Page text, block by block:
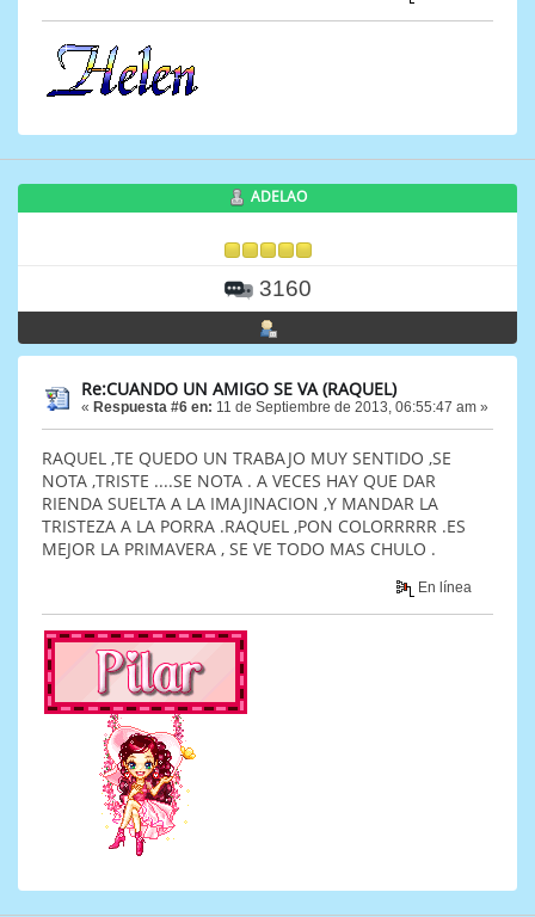
ADELAO
3160
Re:CUANDO UN AMIGO SE VA (RAQUEL)
« Respuesta #6 en: 11 de Septiembre de 2013, 06:55:47 am »
RAQUEL ,TE QUEDO UN TRABAJO MUY SENTIDO ,SE
NOTA ,TRISTE ....SE NOTA . A VECES HAY QUE DAR
RIENDA SUELTA A LA IMAJINACION ,Y MANDAR LA
TRISTEZA A LA PORRA .RAQUEL ,PON COLORRRRR .ES
MEJOR LA PRIMAVERA , SE VE TODO MAS CHULO .
En línea